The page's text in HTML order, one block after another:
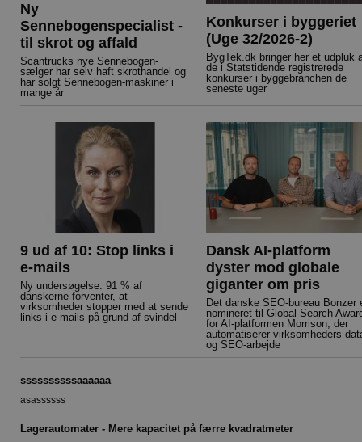
Ny
Sennebogenspecialist -
til skrot og affald
Scantrucks nye Sennebogen-
sælger har selv haft skrothandel og
har solgt Sennebogen-maskiner i
mange år
Konkurser i byggeriet
(Uge 32/2026-2)
BygTek.dk bringer her et udpluk
de i Statstidende registrerede
konkurser i byggebranchen de
seneste uger
9 ud af 10: Stop links i
e-mails
Ny undersøgelse: 91 % af
danskerne forventer, at
virksomheder stopper med at sende
links i e-mails på grund af svindel
Dansk AI-platform
dyster mod globale
giganter om pris
Det danske SEO-bureau Bonzer
nomineret til Global Search
for AI-platformen Morrison, der
automatiserer virksomheders
og SEO-arbejde
ssssssssssaaaaaa
asassssss
Lagerautomater - Mere kapacitet på færre kvadratmeter